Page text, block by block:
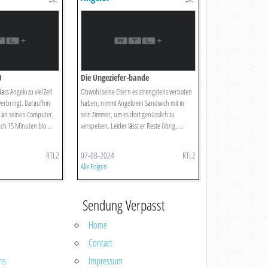
Angelo zu viel Zeit
Daraufhin
seinen Computer,
15 Minuten blo ...
RTL2
Die Ungeziefer-bande
Obwohl seine Eltern es strengstens verboten
haben, nimmt Angelo ein Sandwich mit in
sein Zimmer, um es dort genüsslich zu
verspeisen. Leider lässt er Reste übrig, ...
07-08-2024 RTL2
Alle Folgen
Sendung Verpasst
Home
Contact
Impressum